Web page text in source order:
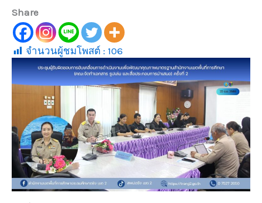
Share
จำนวนผู้ชมโพสต์ : 106